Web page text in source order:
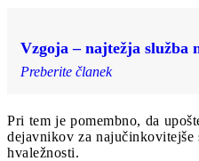
Vzgoja ‒ najtežja služba
Preberite članek
Pri tem je pomembno, da
dejavnikov za najučinkovitejše
hvaležnosti.